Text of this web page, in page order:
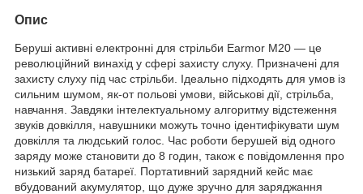
Опис
Беруші активні електронні для стрільби Earmor M20 — це
революційний винахід у сфері захисту слуху. Призначені для
захисту слуху під час стрільби. Ідеально підходять для умов із
сильним шумом, як-от польові умови, військові дії, стрільба,
навчання. Завдяки інтелектуальному алгоритму відстеження
звуків довкілля, навушники можуть точно ідентифікувати шум
довкілля та людський голос. Час роботи берушей від одного
заряду може становити до 8 годин, також є повідомлення про
низький заряд батареї. Портативний зарядний кейс має
вбудований акумулятор, що дуже зручно для заряджання